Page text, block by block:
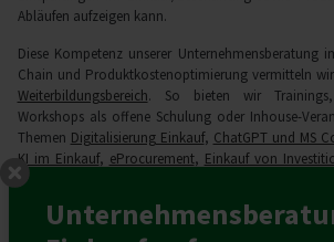
Abläufen aufzeigen kann.
Diese Kompetenz unserer Unternehmensberatung
Chain und Produktkostenoptimierung vermitteln
Weiterbildungsbereich. So bieten wir
Workshops als offene Schulung oder Inhouse-
Themen Digitalisierung Einkauf, ChatGPT und MS
KI im Einkauf, eProcurement, Einkauf von
Sourcing
Produktprozessaudit beim Lieferanten
im Einkauf, Verhandlung,